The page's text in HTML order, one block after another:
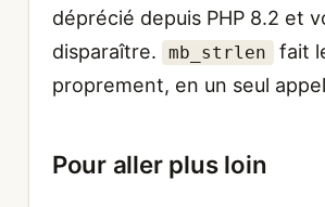
déprécié depuis PHP 8.2 et
disparaître.
mb_strlen
fait
proprement, en un seul
Pour aller plus loin